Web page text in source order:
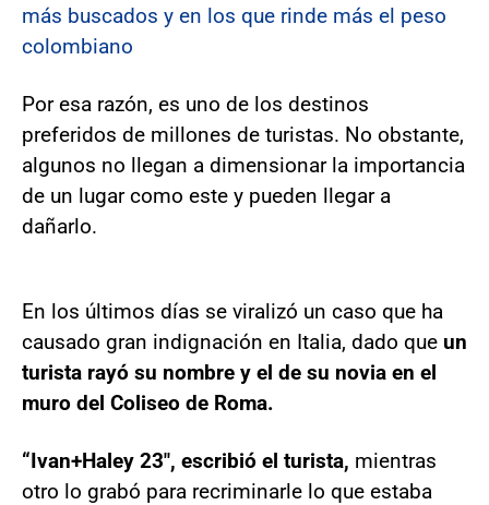
más buscados y en los que rinde más el peso
colombiano
Por esa razón, es uno de los destinos
preferidos de millones de turistas. No obstante,
algunos no llegan a dimensionar la importancia
de un lugar como este y pueden llegar a
dañarlo.
En los últimos días se viralizó un caso que ha
causado gran indignación en Italia, dado que un
turista rayó su nombre y el de su novia en el
muro del Coliseo de Roma.
“Ivan+Haley 23″, escribió el turista, mientras
otro lo grabó para recriminarle lo que estaba